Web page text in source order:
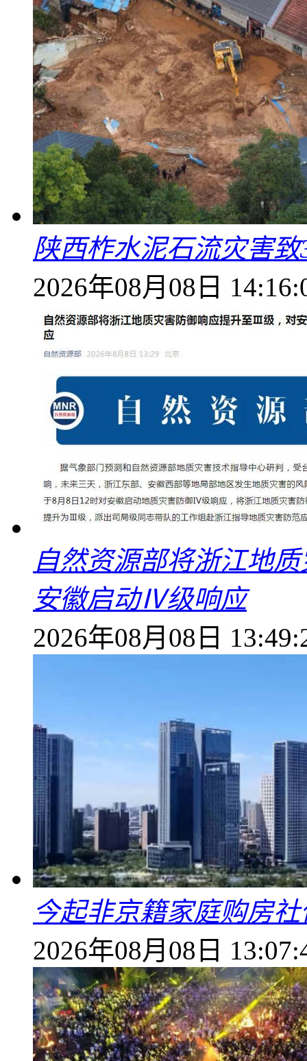
陕西柞水泥石流灾害
2026年08月08日
自然资源部将浙江地
安徽启动Ⅳ级响应
2026年08月08日
今起非京籍家庭购房
2026年08月08日